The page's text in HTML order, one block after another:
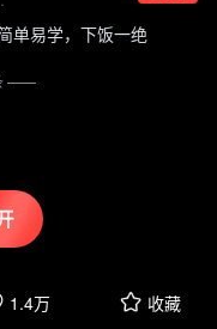
单易学，下饭一绝
1.4万 收藏
——